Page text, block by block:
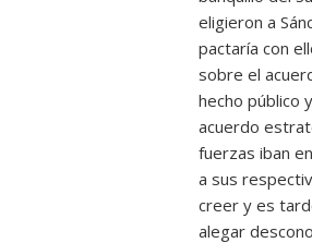
eligieron a
pactaría con
sobre el
hecho público
acuerdo
fuerzas iban
a sus
creer y es
alegar